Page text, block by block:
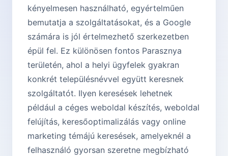
kényelmesen használható, egyértelműen
bemutatja a szolgáltatásokat, és a Google
számára is jól értelmezhető szerkezetben
épül fel. Ez különösen fontos Parasznya
területén, ahol a helyi ügyfelek gyakran
konkrét településnévvel együtt keresnek
szolgáltatót. Ilyen keresések lehetnek
például a céges weboldal készítés, weboldal
felújítás, keresőoptimalizálás vagy online
marketing témájú keresések, amelyeknél a
felhasználó gyorsan szeretne megbízható